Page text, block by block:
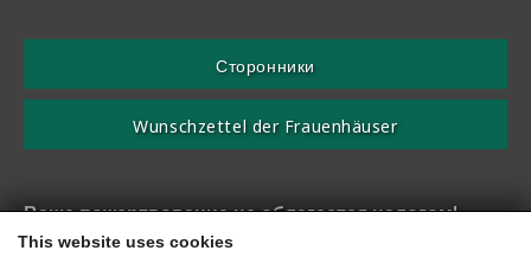
This website uses cookies
Ваше пожертвование не облагается налогом!
Согласно уведомлению получателя пожертвования №. SO
Сторонники
Wunschzettel der Frauenhäuser